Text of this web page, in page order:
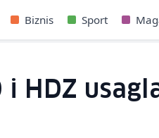
Biznis Sport
i HDZ